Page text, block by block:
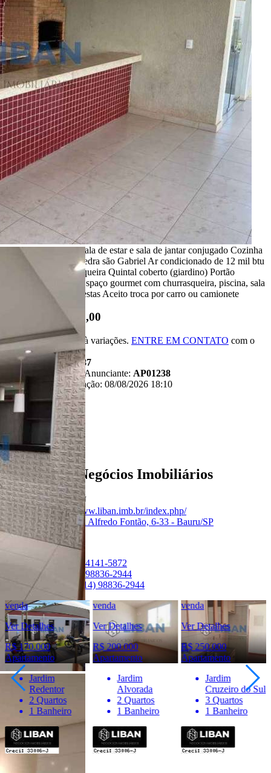
Enviar Indicação
Características
Referência: AP01238
2 Quartos
1 Banheiro
1 Vaga
72.00 m²
Ligamos para você!
Descrição
Vendo 1 apartamento térreo Condomínio barcelona 2 quartos 1
banheiro AP possui sala de estar e sala de jantar conjugado Cozinha
planejada e U com pedra são Gabriel Ar condicionado de 12 mil btu
Porcelanato Churrasqueira Quintal coberto (giardino) Portão
eletrônico 24 horas Espaço gourmet com churrasqueira, piscina, sala
de jogos e salão de festas Aceito troca por carro ou camionete
R$ 210.000,00
*Valor sujeito à variações. ENTRE EM CONTATO com o
anunciante.
Código:481687
Referência do Anunciante: AP01238
Última atualização: 08/08/2026 18:10
Anunciante
Liban - Negócios Imobiliários
Creci:33006-J
Site:https://www.liban.imb.br/index.php/
Endereço: Rua Alfredo Fontão, 6-33 - Bauru/SP
Ver Telefone
Telefone:
(14) 4141-5872
Telefone:
(14) 98836-2944
WhatsApp: (14) 98836-2944
venda
Ver Detalhes
R$ 170.000
Apartamento
Jardim
Redentor
2 Quartos
1 Banheiro
venda
Ver Detalhes
R$ 200.000
Apartamento
Jardim
Alvorada
2 Quartos
1 Banheiro
venda
Ver Detalhes
R$ 250.000
Apartamento
Jardim
Cruzeiro do Sul
3 Quartos
1 Banheiro